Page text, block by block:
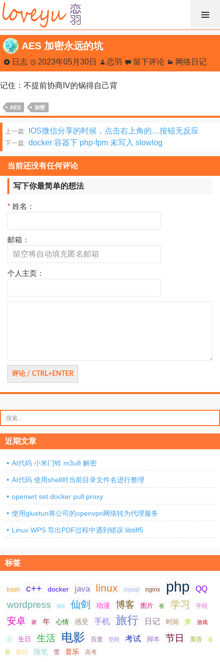
跳
过
内
容
AES 加密永远的坑
日志 2023年05月30日 恋羽 留下评论 网络日记
记住：不提前协商IV的锅得自己背
AES 加密
文
章
分
页
上一篇: IOS微信分享的时候，点击右上角的…按钮无反应
下一篇: docker 容器下 php-fpm 未写入 slowlog
当前还没有任何评论
写下你最简单的想法
* 姓名：
邮箱：
个人主页：
索：
近期文章
AI代码 小米门铃 m3u8 解密
AI代码 使用shell对当前目录文件名进行整理
openwrt set docker pull proxy
使用gluetun将公司的openvpn网络转为代理服务
Linux WPS 导出PDF过程中遇到错误 libtiff5
标签
bash c++ docker java linux mysql nginx php QQ
wordpress wp 仙剑 动漫 博客 图片 夜 学习 学校
安卓 家 年 心情 感受 手机 旅行 日记 时间 梦 游戏
爱 生日 生活 电影 百度 空间 考试 脚本 节日 英语 谷
歌 邮件 随笔 雪 音乐 高考